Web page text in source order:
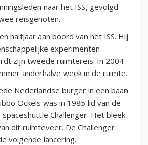
naar het ISS, gevolgd
reisgenoten.
halfjaar aan boord van het ISS. Hij
experimenten
zijn tweede ruimtereis. In 2004
anderhalve week in de ruimte.
Nederlandse burger in een baan
Ockels was in 1985 lid van de
spaceshuttle Challenger. Het bleek
dit ruimteveer. De Challenger
volgende lancering.